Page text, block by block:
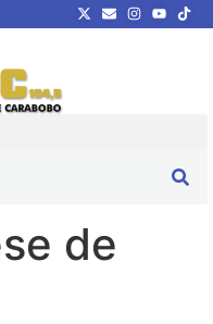
de